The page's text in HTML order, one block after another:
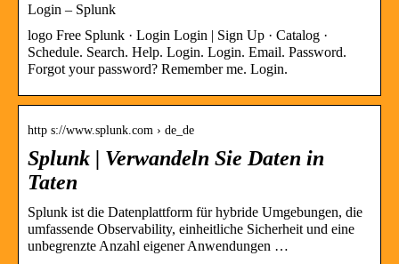
Login – Splunk
logo Free Splunk · Login Login | Sign Up · Catalog ·
Schedule. Search. Help. Login. Login. Email. Password.
Forgot your password? Remember me. Login.
http s://www.splunk.com › de_de
Splunk | Verwandeln Sie Daten in
Taten
Splunk ist die Datenplattform für hybride Umgebungen, die
umfassende Observability, einheitliche Sicherheit und eine
unbegrenzte Anzahl eigener Anwendungen …